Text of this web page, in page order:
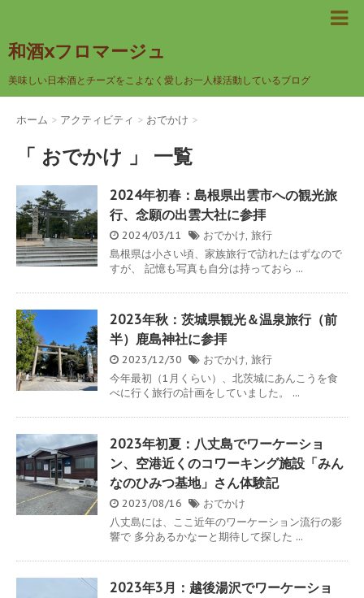
和酒xフロマージュ
美味しい日本酒とチーズをこよなく愛しお一人様活動しているブログ
ホーム > アクティビティ > おでかけ >
「 おでかけ 」 一覧
2024年初春：島根県出雲市への観光旅
行、念願の出雲大社に参拝
2024/03/11 おでかけ, 旅行
島根県は小さい頃、家族旅行で訪れたはずなので
すが、 記憶も写真も自分は持っておら ...
2023年秋：茨城県観光＆温泉旅行（前
半）鹿島神社に参拝
2023/12/30 おでかけ, 旅行
今年最初（1月くらい）、北茨城にあんこうを食
べに行く旅行の計画をしていました。 ...
2023年初夏：八丈島でワーケーショ
ン、空港近くのコワーキング施設「みん
なのひみつ基地」さん体験記
2023/08/16
おでかけ
八丈島には、ここ近年のワーケーション流行の影
響で 多分あるかなーと期待して探した ...
2023年3月：越後湯沢でワーケーショ